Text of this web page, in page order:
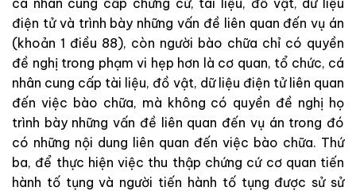
điện tử và trình bày nhữngvấn đề liên quan đếnvụ án
(khoản 1 điều 88), còn người bào chữa chỉ có quyền
đề nghị trong phạm vi hẹp hơn là cơ quan, tổ chức, cá
nhân cung cấp tài liệu, đồ vật, dữ liệu điện tử liên quan
đến việc bào chữa, mà không có quyền đề nghị họ
trình bày nhữngvấn đề liên quan đến vụ án trong đó
có những nội dung liên quan đến việc bào chữa. Thứ
ba, để thực hiệnviệc thu thập chứng cứ cơ quan tiến
hành tố tụngvà người tiến hành tố tụng được sử sử